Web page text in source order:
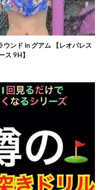
ンド in グアム 【レオパレス
ス 9H】